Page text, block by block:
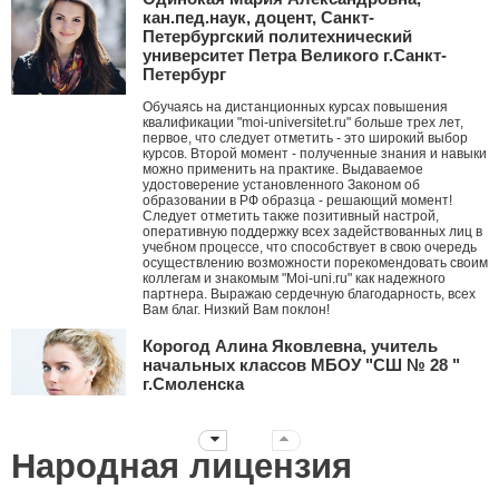
кан.пед.наук, доцент, Санкт-
Петербургский политехнический
университет Петра Великого г.Санкт-
Петербург
Обучаясь на дистанционных курсах повышения
квалификации "moi-universitet.ru" больше трех лет,
первое, что следует отметить - это широкий выбор
курсов. Второй момент - полученные знания и навыки
можно применить на практике. Выдаваемое
удостоверение установленного Законом об
образовании в РФ образца - решающий момент!
Следует отметить также позитивный настрой,
оперативную поддержку всех задействованных лиц в
учебном процессе, что способствует в свою очередь
осуществлению возможности порекомендовать своим
коллегам и знакомым "Moi-uni.ru" как надежного
партнера. Выражаю сердечную благодарность, всех
Вам благ. Низкий Вам поклон!
Корогод Алина Яковлевна, учитель
начальных классов МБОУ "СШ № 28 "
г.Смоленска
года. Это ты мне первым рассказал про АМО и я их
стала внедрять в работу, вводя в ступор коллег. За
эти годы нашей дружбы ты давал мне креативные
идеи, заставлял думать, двигаться дальше
Народная лицензия